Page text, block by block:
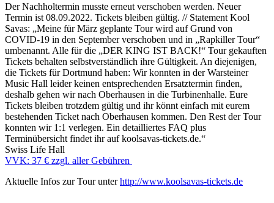
Der Nachholtermin musste erneut verschoben werden. Neuer
Termin ist 08.09.2022. Tickets bleiben gültig. // Statement Kool
Savas: „Meine für März geplante Tour wird auf Grund von
COVID-19 in den September verschoben und in „Rapkiller Tour“
umbenannt. Alle für die „DER KING IST BACK!“ Tour gekauften
Tickets behalten selbstverständlich ihre Gültigkeit. An diejenigen,
die Tickets für Dortmund haben: Wir konnten in der Warsteiner
Music Hall leider keinen entsprechenden Ersatztermin finden,
deshalb gehen wir nach Oberhausen in die Turbinenhalle. Eure
Tickets bleiben trotzdem gültig und ihr könnt einfach mit eurem
bestehenden Ticket nach Oberhausen kommen. Den Rest der Tour
konnten wir 1:1 verlegen. Ein detailliertes FAQ plus
Terminübersicht findet ihr auf koolsavas-tickets.de.“
Swiss Life Hall
VVK: 37 € zzgl. aller Gebühren
Aktuelle Infos zur Tour unterhttp://www.koolsavas-tickets.de